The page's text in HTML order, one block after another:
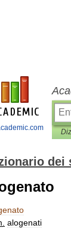
dei
alogenati